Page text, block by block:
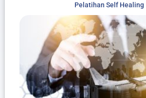
Pelatihan Self Healing